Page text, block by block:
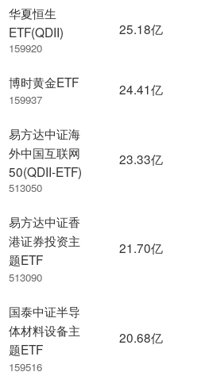
华夏恒生
ETF(QDII)
159920
博时黄金ETF
159937
易方达中证海
外中国互联网
50(QDII-ETF)
513050
易方达中证香
港证券投资主
题ETF
513090
国泰中证半导
体材料设备主
题ETF
159516
25.18亿
24.41亿
23.33亿
21.70亿
20.68亿